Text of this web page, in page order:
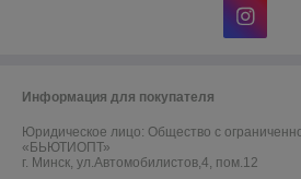
Информация для покупателя
Юридическое лицо: Общество с
«БЬЮТИОПТ»
г. Минск, ул.Автомобилистов,4, пом.12